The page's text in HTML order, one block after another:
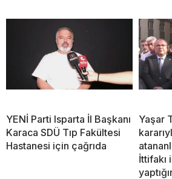
YENİ Parti Isparta İl Başkanı
Karaca SDÜ Tıp Fakültesi
Hastanesi için çağrıda
Yaşar
İttifakı